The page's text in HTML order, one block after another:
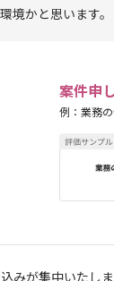
境かと思います。
案件申
例：業務
みが集中いたしま